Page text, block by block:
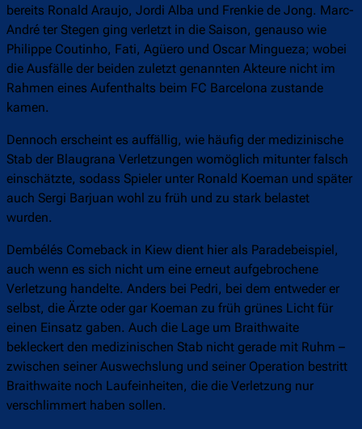
bereits Ronald Araujo, Jordi Alba und Frenkie de Jong. Marc-
André ter Stegen ging verletzt in die Saison, genauso wie
Philippe Coutinho, Fati, Agüero und Oscar Mingueza; wobei
die Ausfälle der beiden zuletzt genannten Akteure nicht im
Rahmen eines Aufenthalts beim FC Barcelona zustande
kamen.
Dennoch erscheint es auffällig, wie häufig der medizinische
Stab der Blaugrana Verletzungen womöglich mitunter falsch
einschätzte, sodass Spieler unter Ronald Koeman und später
auch Sergi Barjuan wohl zu früh und zu stark belastet
wurden.
Dembélés Comeback in Kiew dient hier als Paradebeispiel,
auch wenn es sich nicht um eine erneut aufgebrochene
Verletzung handelte. Anders bei Pedri, bei dem entweder er
selbst, die Ärzte oder gar Koeman zu früh grünes Licht für
einen Einsatz gaben. Auch die Lage um Braithwaite
bekleckert den medizinischen Stab nicht gerade mit Ruhm –
zwischen seiner Auswechslung und seiner Operation bestritt
Braithwaite noch Laufeinheiten, die die Verletzung nur
verschlimmert haben sollen.